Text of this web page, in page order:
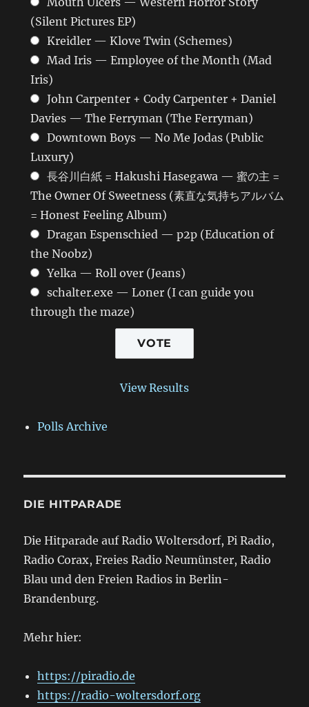
(Silent Pictures EP)
Kreidler — Klove Twin (Schemes)
Mad Iris — Employee of the Month (Mad
Iris)
John Carpenter + Cody Carpenter + Daniel
Davies — The Ferryman (The Ferryman)
Downtown Boys — No Me Jodas (Public
Luxury)
長谷川白紙 = Hakushi Hasegawa — 蜜の主 =
The Owner Of Sweetness (素直な気持ちアルバム
= Honest Feeling Album)
Dragan Espenschied — p2p (Education of
the Noobz)
Yelka — Roll over (Jeans)
schalter.exe — Loner (I can guide you
through the maze)
View Results
Polls Archive
DIE HITPARADE
Die Hitparade auf Radio Woltersdorf, Pi Radio,
Radio Corax, Freies Radio Neumünster, Radio
Blau und den Freien Radios in Berlin-
Brandenburg.
Mehr hier:
https://piradio.de
https://radio-woltersdorf.org